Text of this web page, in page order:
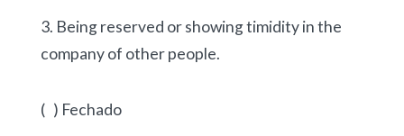
3. Being reserved or showing timidity in the
company of other people.
( ) Fechado